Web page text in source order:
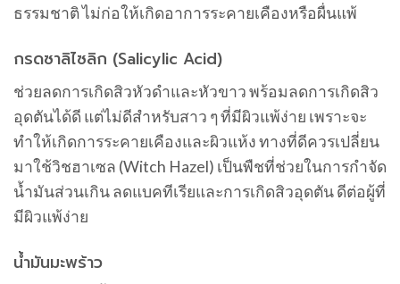
ธรรมชาติ ไม่ก่อให้เกิดอาการระคายเคืองหรือผื่นแพ้
กรดซาลิไซลิก (Salicylic Acid)
ช่วยลดการเกิดสิวหัวดำและหัวขาว พร้อมลดการเกิดสิว
อุดตันได้ดี แต่ไม่ดีสำหรับสาว ๆ ที่มีผิวแพ้ง่าย เพราะจะ
ทำให้เกิดการระคายเคืองและผิวแห้ง ทางที่ดีควรเปลี่ยน
มาใช้วิชฮาเซล (Witch Hazel) เป็นพืชที่ช่วยในการกำจัด
น้ำมันส่วนเกิน ลดแบคทีเรียและการเกิดสิวอุดตัน ดีต่อผู้ที่
มีผิวแพ้ง่าย
น้ำมันมะพร้าว